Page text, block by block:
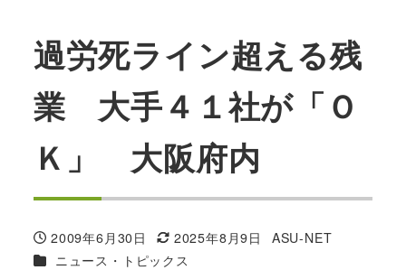
過労死ライン超える残
業 大手４１社が「Ｏ
Ｋ」 大阪府内
投稿日
2009年6月30日
更新日
2025年8月9日
著
ASU-NET
カテゴリー
ニュース・トピックス